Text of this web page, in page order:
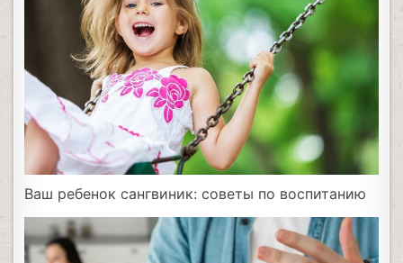
Ваш ребенок сангвиник: советы по воспитанию